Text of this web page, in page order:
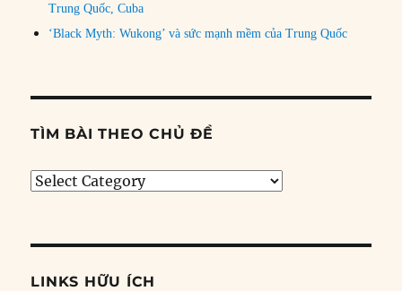
Trung Quốc, Cuba
‘Black Myth: Wukong’ và sức mạnh mềm của Trung Quốc
TÌM BÀI THEO CHỦ ĐỀ
Tìm
đề
LINKS HỮU ÍCH